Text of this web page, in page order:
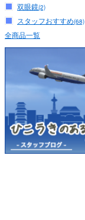
双眼鏡(2)
スタッフおすすめ(68)
全商品一覧